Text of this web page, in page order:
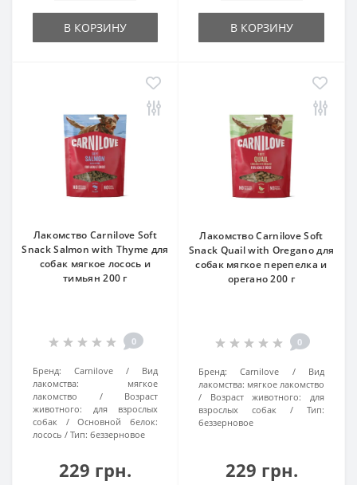
В КОРЗИНУ В КОРЗИНУ
Лакомство Carnilove Soft
Snack Salmon with Thyme для
собак мягкое лосось и
тимьян 200 г
0
Бренд: Carnilove
Вид
лакомства:
мягкое
лакомство
Возраст
животного:
для взрослых
собак
Основной белок:
лосось
Тип: беззерновое
229 грн.
Лакомство Carnilove Soft
Snack Quail with Oregano для
собак мягкое перепелка и
орегано 200 г
0
Бренд: Carnilove
Вид
лакомства: мягкое лакомство
Возраст животного:
для
взрослых собак
Тип:
беззерновое
229 грн.